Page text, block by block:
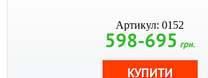
Артикул: 0152
598-695 грн.